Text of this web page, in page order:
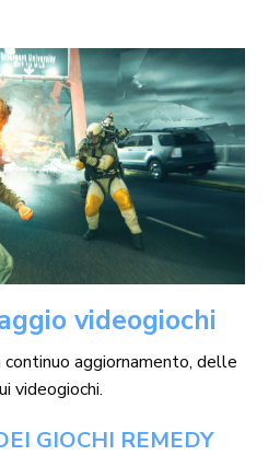
videogiochi
aggiornamento, delle
videogiochi.
GIOCHI REMEDY